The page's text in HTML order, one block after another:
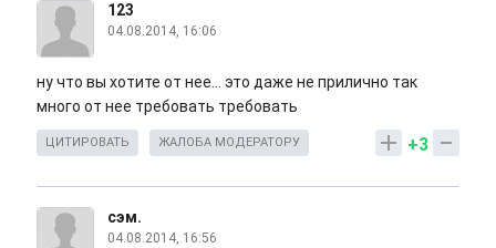
123
04.08.2014, 16:06
ну что вы хотите от нее... это даже не прилично так
много от нее требовать требовать
+3
ЦИТИРОВАТЬ ЖАЛОБА МОДЕРАТОРУ
сэм.
04.08.2014, 16:56